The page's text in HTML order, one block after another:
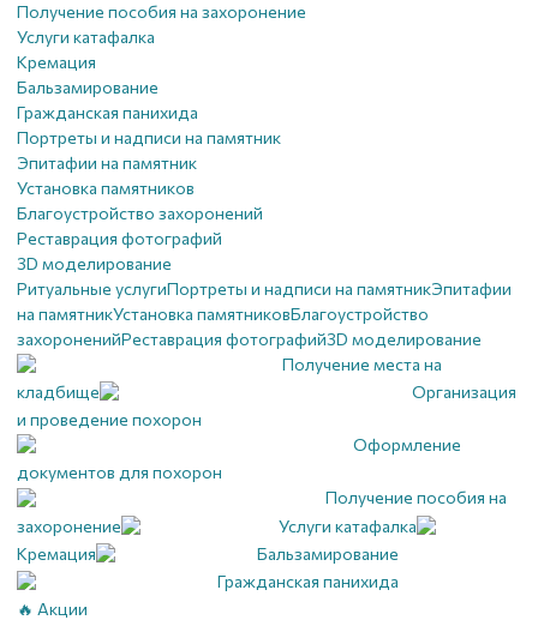
Получение пособия на захоронение
Услуги катафалка
Кремация
Бальзамирование
Гражданская панихида
Портреты и надписи на памятник
Эпитафии на памятник
Установка памятников
Благоустройство захоронений
Реставрация фотографий
3D моделирование
Ритуальные услугиПортреты и надписи на памятникЭпитафии
на памятникУстановка памятниковБлагоустройство
захороненийРеставрация фотографий3D моделирование
Получение места на
кладбище
Организация
и проведение похорон
Оформление
документов для похорон
Получение пособия на
захоронение
Услуги катафалка
Кремация
Бальзамирование
Гражданская панихида
🔥 Акции